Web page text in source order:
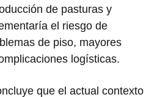
de pasturas y
el riesgo de
de piso, mayores
logísticas.
que el actual contexto